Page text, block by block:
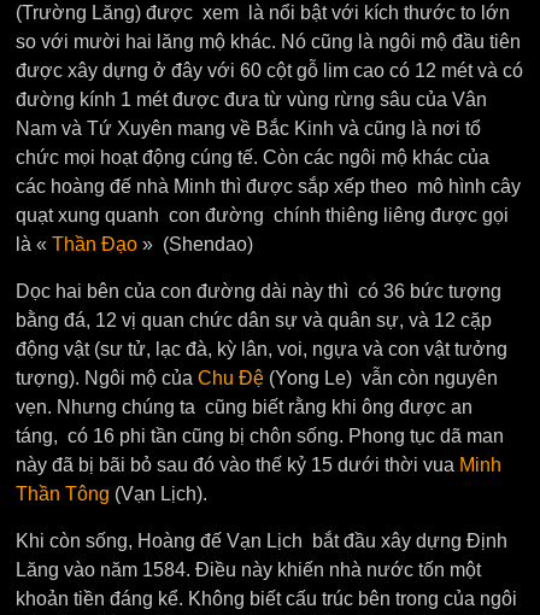
(Trường Lăng) được xem là nổi bật với kích thước to lớn
so với mười hai lăng mộ khác. Nó cũng là ngôi mộ đầu tiên
được xây dựng ở đây với 60 cột gỗ lim cao có 12 mét và có
đường kính 1 mét được đưa từ vùng rừng sâu của Vân
Nam và Tứ Xuyên mang về Bắc Kinh và cũng là nơi tổ
chức mọi hoạt động cúng tế. Còn các ngôi mộ khác của
các hoàng đế nhà Minh thì được sắp xếp theo mô hình cây
quạt xung quanh con đường chính thiêng liêng được gọi
là «Thần Đạo » (Shendao)
Dọc hai bên của con đường dài này thì có 36 bức tượng
bằng đá, 12 vị quan chức dân sự và quân sự, và 12 cặp
động vật (sư tử, lạc đà, kỳ lân, voi, ngựa và con vật tưởng
tượng). Ngôi mộ củaChu Đệ (Yong Le) vẫn còn nguyên
vẹn. Nhưng chúng ta cũng biết rằng khi ông được an
táng, có 16 phi tần cũng bị chôn sống. Phong tục dã man
này đã bị bãi bỏ sau đó vào thế kỷ 15 dưới thời vua Minh
Thần Tông (Vạn Lịch).
Khi còn sống, Hoàng đế Vạn Lịch bắt đầu xây dựng Định
Lăng vào năm 1584. Điều này khiến nhà nước tốn một
khoản tiền đáng kể. Không biết cấu trúc bên trong của ngôi